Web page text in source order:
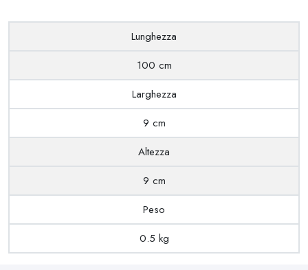
Lunghezza
100 cm
Larghezza
9 cm
Altezza
9 cm
Peso
0.5 kg